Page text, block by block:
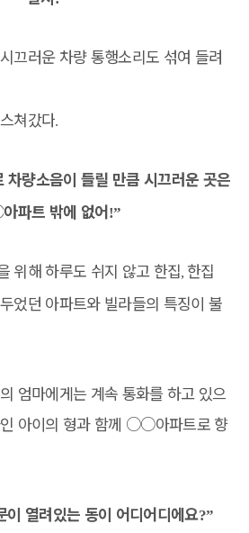
끄러운 차량 통행소리도 섞여 들려
쳐갔다.
차량소음이 들릴 만큼 시끄러운 곳은
아파트 밖에 없어!”
위해 하루도 쉬지 않고 한집, 한집
었던 아파트와 빌라들의 특징이 불
엄마에게는 계속 통화를 하고 있으
아이의 형과 함께 ○○아파트로 향
이 열려있는 동이 어디어디에요?”